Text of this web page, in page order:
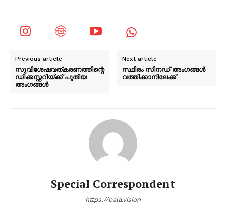
Previous article
സുവിശേഷവത്കരണത്തിന്റെ
ഡിക്കസ്റ്ററിയ്ക്ക് പുതിയ
അംഗങ്ങൾ
Next article
സ്ഥിരം സിനഡ് അംഗങ്ങൾ
വത്തിക്കാനിലേക്ക്
Special Correspondent
https://pala.vision